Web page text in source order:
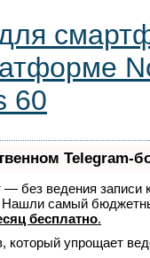
Telegram-
— без ведения
Нашли самый
бесплатно.
который упрощает